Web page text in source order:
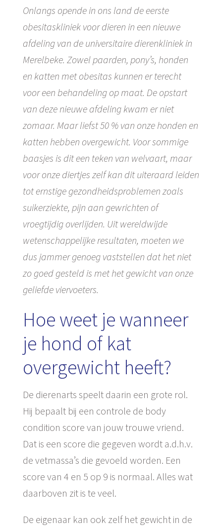
Onlangs opende in ons land de eerste
obesitaskliniek voor dieren in een nieuwe
afdeling van de universitaire dierenkliniek in
Merelbeke. Zowel paarden, pony’s, honden
en katten met obesitas kunnen er terecht
voor een behandeling op maat. De opstart
van deze nieuwe afdeling kwam er niet
zomaar. Maar liefst 50 % van onze honden en
katten hebben overgewicht. Voor sommige
baasjes is dit een teken van welvaart, maar
voor onze diertjes zelf kan dit uiteraard leiden
tot ernstige gezondheidsproblemen zoals
suikerziekte, pijn aan gewrichten of
vroegtijdig overlijden. Uit wereldwijde
wetenschappelijke resultaten, moeten we
dus jammer genoeg vaststellen dat het niet
zo goed gesteld is met het gewicht van onze
geliefde viervoeters.
Hoe weet je wanneer
je hond of kat
overgewicht heeft?
De dierenarts speelt daarin een grote rol.
Hij bepaalt bij een controle de body
condition score van jouw trouwe vriend.
Dat is een score die gegeven wordt a.d.h.v.
de vetmassa’s die gevoeld worden. Een
score van 4 en 5 op 9 is normaal. Alles wat
daarboven zit is te veel.
De eigenaar kan ook zelf het gewicht in de